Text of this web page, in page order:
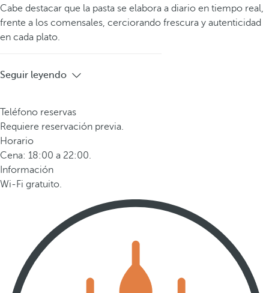
Cabe destacar que la pasta se elabora a diario en tiempo real,
frente a los comensales, cerciorando frescura y autenticidad
en cada plato.
Seguir leyendo
Teléfono reservas
Requiere reservación previa.
Horario
Cena: 18:00 a 22:00.
Información
Wi-Fi gratuito.